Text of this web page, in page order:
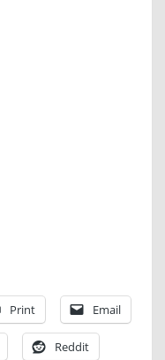
Print Email
Reddit